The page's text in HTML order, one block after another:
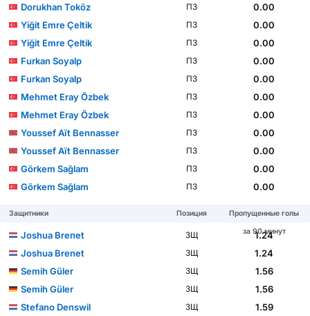
Dorukhan Toköz
ПЗ
0.00
Yiğit Emre Çeltik
ПЗ
0.00
Yiğit Emre Çeltik
ПЗ
0.00
Furkan Soyalp
ПЗ
0.00
Furkan Soyalp
ПЗ
0.00
Mehmet Eray Özbek
ПЗ
0.00
Mehmet Eray Özbek
ПЗ
0.00
Youssef Aït Bennasser
ПЗ
0.00
Youssef Aït Bennasser
ПЗ
0.00
Görkem Sağlam
ПЗ
0.00
Görkem Sağlam
ПЗ 0.00
Защитники Позиция
Пропущенные голы
за 90 минут
Joshua Brenet ЗЩ
1.24
Joshua Brenet
ЗЩ
1.24
Semih Güler
ЗЩ
1.56
Semih Güler
ЗЩ
1.56
Stefano Denswil
ЗЩ 1.59